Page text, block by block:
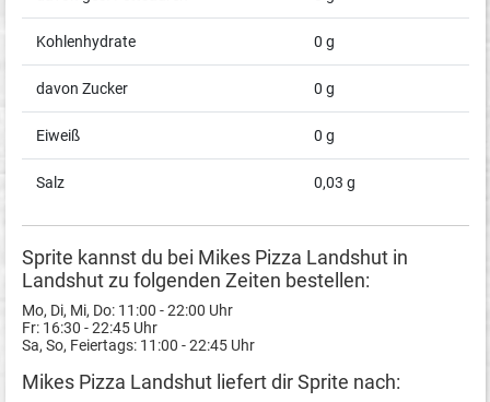
Kohlenhydrate 0 g
davon Zucker 0 g
Eiweiß 0 g
Salz 0,03 g
Sprite kannst du bei Mikes Pizza Landshut in
Landshut zu folgenden Zeiten bestellen:
Mo, Di, Mi, Do: 11:00 - 22:00 Uhr
Fr: 16:30 - 22:45 Uhr
Sa, So, Feiertags: 11:00 - 22:45 Uhr
Mikes Pizza Landshut liefert dir Sprite nach: